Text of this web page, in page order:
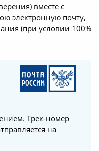
вместе с
электронную почту,
(при условии 100%
Трек-номер
на